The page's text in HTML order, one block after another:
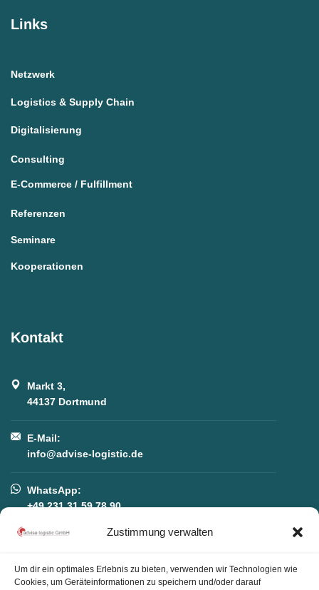
Zustimmung verwalten
Um dir ein optimales Erlebnis zu bieten, verwenden wir Technologien wie
Cookies, um Geräteinformationen zu speichern und/oder darauf
Links
Netzwerk
Logistics & Supply Chain
Digitalisierung
Consulting
E-Commerce / Fulfillment
Referenzen
Seminare
Kooperationen
Kontakt
Markt 3,
44137 Dortmund
E-Mail:
info@advise-logistic.de
WhatsApp:
+49 231 31 59 78 90